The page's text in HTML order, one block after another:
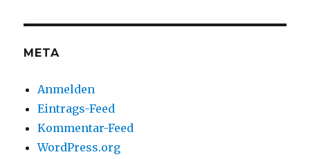
anzeigenanzeigen
META
Anmelden
Eintrags-Feed
Kommentar-Feed
WordPress.org